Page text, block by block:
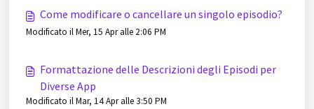
Come modificare o cancellare un singolo episodio?
Modificato il Mer, 15 Apr alle 2:06 PM
Formattazione delle Descrizioni degli Episodi per
Diverse App
Modificato il Mar, 14 Apr alle 3:50 PM